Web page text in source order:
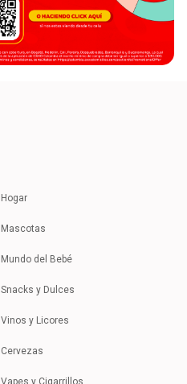
Hogar
Mascotas
Mundo del Bebé
Snacks y Dulces
Vinos y Licores
Cervezas